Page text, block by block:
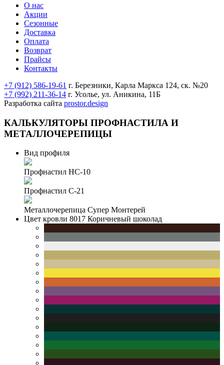
О нас
Акции
Сезонные
Доставка
Оплата
Возврат
Прайсы
Контакты
+7 (912) 586-19-61 г. Березники, Карла Маркса 124, ск. №20
+7 (992) 211-36-14 г. Усолье, ул. Аникина, 11Б
Разработка сайта prostor.design
КАЛЬКУЛЯТОРЫ ПРОФНАСТИЛА И
МЕТАЛЛОЧЕРЕПИЦЫ
Вид профиля
Профнастил НС-10
Профнастил С-21
Металлочерепица Супер Монтерей
Цвет кровли 8017 Коричневый шоколад